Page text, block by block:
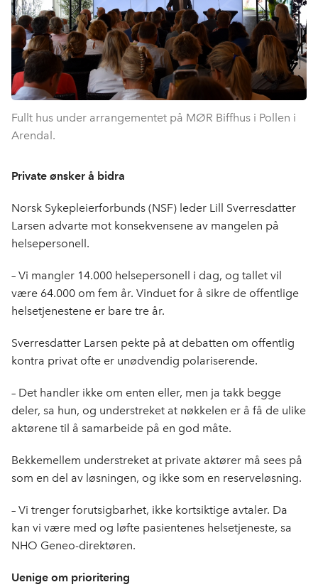
Fullt hus under arrangementet på MØR Biffhus i Pollen i
Arendal.
Private ønsker å bidra
Norsk Sykepleierforbunds (NSF) leder Lill Sverresdatter
Larsen advarte mot konsekvensene av mangelen på
helsepersonell.
– Vi mangler 14.000 helsepersonell i dag, og tallet vil
være 64.000 om fem år. Vinduet for å sikre de offentlige
helsetjenestene er bare tre år.
Sverresdatter Larsen pekte på at debatten om offentlig
kontra privat ofte er unødvendig polariserende.
– Det handler ikke om enten eller, men ja takk begge
deler, sa hun, og understreket at nøkkelen er å få de ulike
aktørene til å samarbeide på en god måte.
Bekkemellem understreket at private aktører må sees på
som en del av løsningen, og ikke som en reserveløsning.
– Vi trenger forutsigbarhet, ikke kortsiktige avtaler. Da
kan vi være med og løfte pasientenes helsetjeneste, sa
NHO Geneo-direktøren.
Uenige om prioritering